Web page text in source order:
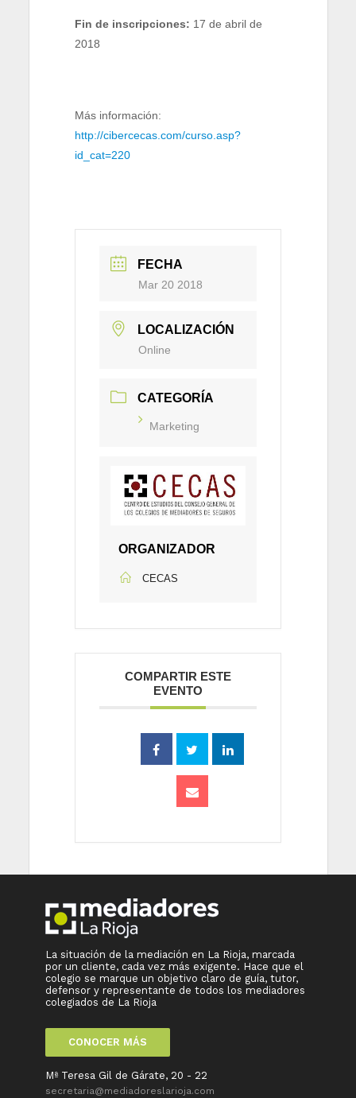
Fin de inscripciones: 17 de abril de
2018
Más información:
http://cibercecas.com/curso.asp?
id_cat=220
FECHA
Mar 20 2018
LOCALIZACIÓN
Online
CATEGORÍA
Marketing
ORGANIZADOR
CECAS
COMPARTIR ESTE
EVENTO
La situación de la mediación en La Rioja, marcada
por un cliente, cada vez más exigente. Hace que el
colegio se marque un objetivo claro de guía, tutor,
defensor y representante de todos los mediadores
colegiados de La Rioja
CONOCER MÁS
Mª Teresa Gil de Gárate, 20 - 22
secretaria@mediadoreslarioja.com